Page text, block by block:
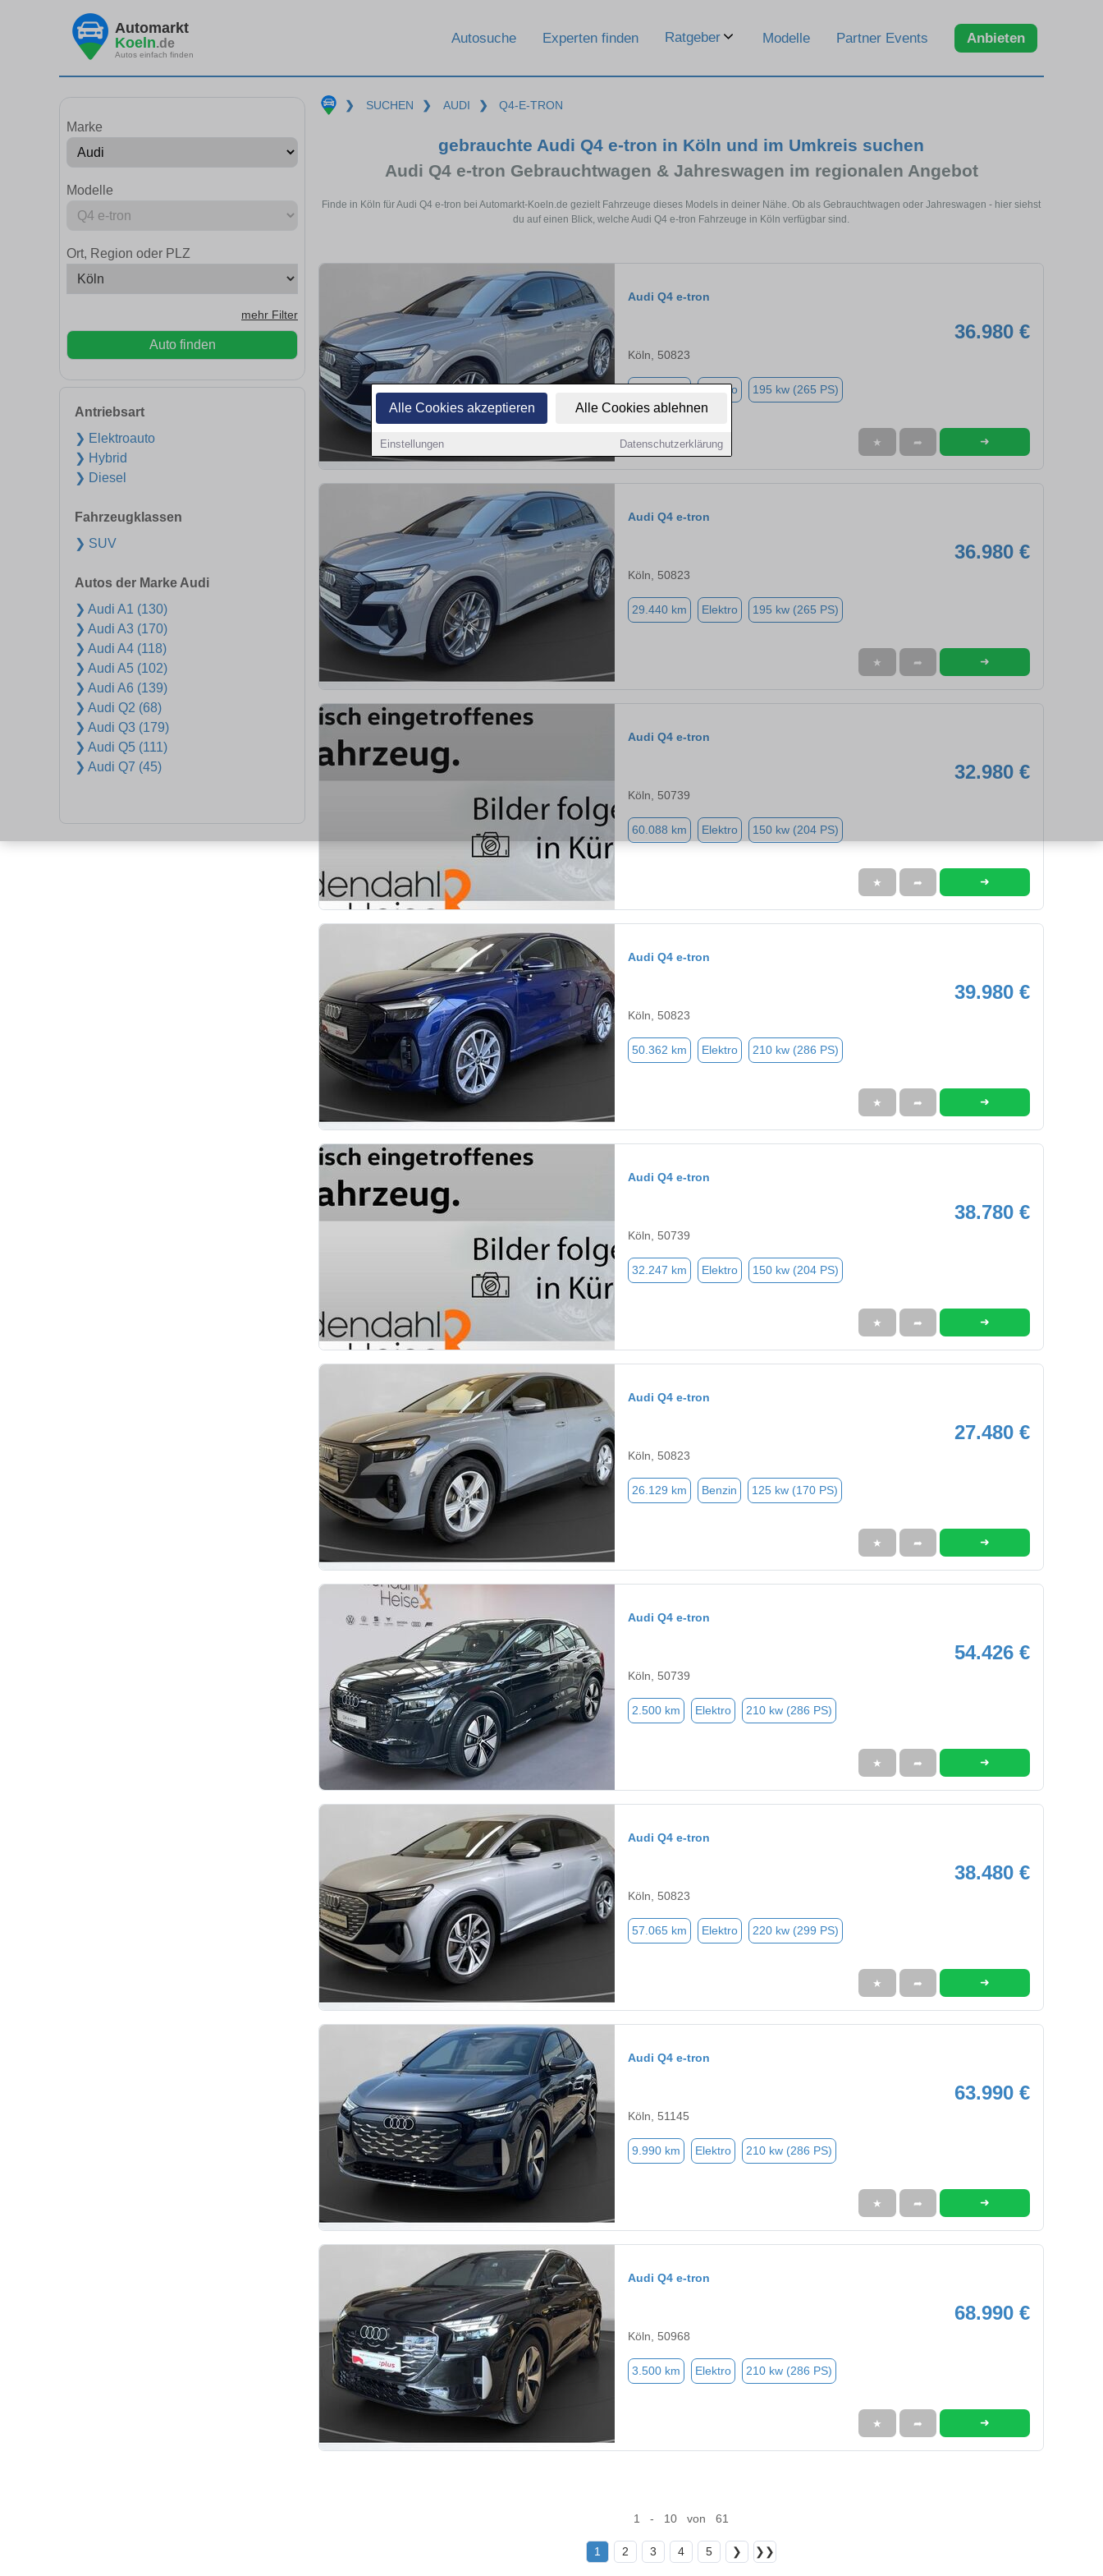
Alle Cookies akzeptieren Alle Cookies ablehnen
Einstellungen Datenschutzerklärung
Automarkt
Koeln.de
Autos einfach finden
Autosuche Experten finden Ratgeber Modelle Partner Events Anbieten
Marke
Modelle
Ort, Region oder PLZ
mehr Filter
Auto finden
Antriebsart
❯ Elektroauto
❯ Hybrid
❯ Diesel
Fahrzeugklassen
❯ SUV
Autos der Marke Audi
❯ Audi A1 (130)
❯ Audi A3 (170)
❯ Audi A4 (118)
❯ Audi A5 (102)
❯ Audi A6 (139)
❯ Audi Q2 (68)
❯ Audi Q3 (179)
❯ Audi Q5 (111)
❯ Audi Q7 (45)
❯ SUCHEN ❯ AUDI ❯ Q4-E-TRON
gebrauchte Audi Q4 e-tron in Köln und im Umkreis suchen
Audi Q4 e-tron Gebrauchtwagen & Jahreswagen im regionalen Angebot
Finde in Köln für Audi Q4 e-tron bei Automarkt-Koeln.de gezielt Fahrzeuge dieses Models in deiner Nähe. Ob als Gebrauchtwagen oder Jahreswagen - hier siehst
du auf einen Blick, welche Audi Q4 e-tron Fahrzeuge in Köln verfügbar sind.
Audi Q4 e-tron
36.980 €
Köln, 50823
Elektro 195 kw (265 PS)
★ ➦ ➜
Audi Q4 e-tron
36.980 €
Köln, 50823
29.440 km Elektro 195 kw (265 PS)
★ ➦ ➜
Audi Q4 e-tron
32.980 €
Köln, 50739
60.088 km Elektro 150 kw (204 PS)
★ ➦ ➜
Audi Q4 e-tron
39.980 €
Köln, 50823
50.362 km Elektro 210 kw (286 PS)
★ ➦ ➜
Audi Q4 e-tron
38.780 €
Köln, 50739
32.247 km Elektro 150 kw (204 PS)
★ ➦ ➜
Audi Q4 e-tron
27.480 €
Köln, 50823
26.129 km Benzin 125 kw (170 PS)
★ ➦ ➜
Audi Q4 e-tron
54.426 €
Köln, 50739
2.500 km Elektro 210 kw (286 PS)
★ ➦ ➜
Audi Q4 e-tron
38.480 €
Köln, 50823
57.065 km Elektro 220 kw (299 PS)
★ ➦ ➜
Audi Q4 e-tron
63.990 €
Köln, 51145
9.990 km Elektro 210 kw (286 PS)
★ ➦ ➜
Audi Q4 e-tron
68.990 €
Köln, 50968
3.500 km Elektro 210 kw (286 PS)
★ ➦ ➜
1 - 10 von 61
1 2 3 4 5 ❯ ❯❯